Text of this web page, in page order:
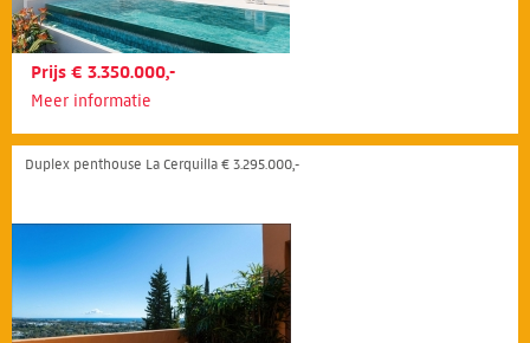
Prijs € 3.350.000,-
Meer informatie
Duplex penthouse La Cerquilla € 3.295.000,-